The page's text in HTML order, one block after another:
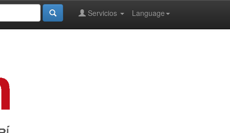
Language
Servicios